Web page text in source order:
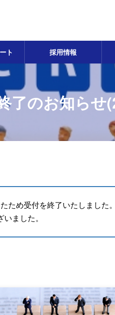
ト 採用情報
了のお知らせ
ため受付を終了いたしました。
ました。